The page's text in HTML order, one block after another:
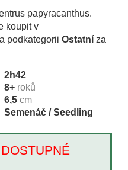
papyracanthus.
koupit v
a podkategorii Ostatní za
2h42
8+ roků
6,5 cm
Semenáč / Seedling